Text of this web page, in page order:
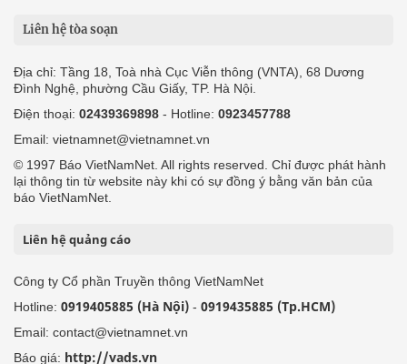
Liên hệ tòa soạn
Địa chỉ: Tầng 18, Toà nhà Cục Viễn thông (VNTA), 68 Dương
Đình Nghệ, phường Cầu Giấy, TP. Hà Nội.
Điện thoại: 02439369898 - Hotline: 0923457788
Email: vietnamnet@vietnamnet.vn
© 1997 Báo VietNamNet. All rights reserved. Chỉ được phát hành
lại thông tin từ website này khi có sự đồng ý bằng văn bản của
báo VietNamNet.
Liên hệ quảng cáo
Công ty Cổ phần Truyền thông VietNamNet
Hotline: 0919405885 (Hà Nội) - 0919435885 (Tp.HCM)
Email: contact@vietnamnet.vn
Báo giá: http://vads.vn